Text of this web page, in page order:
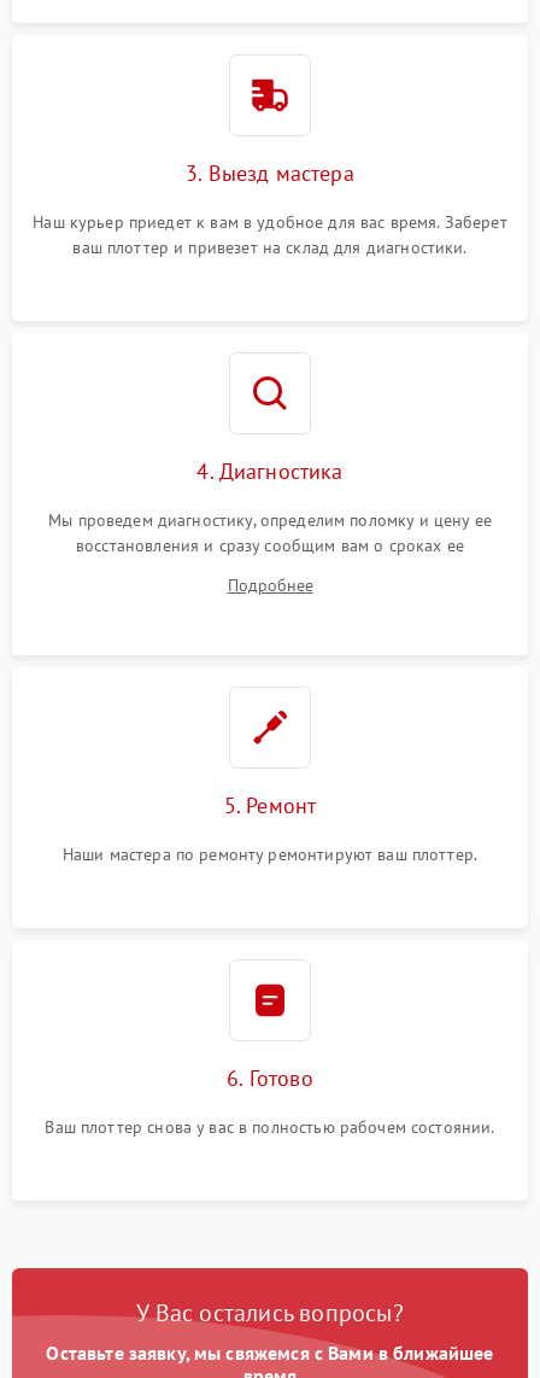
3. Выезд мастера
Наш курьер приедет к вам в удобное для вас время. Заберет
ваш плоттер и привезет на склад для диагностики.
4. Диагностика
Мы проведем диагностику, определим поломку и цену ее
восстановления и сразу сообщим вам о сроках ее
Подробнее
5. Ремонт
Наши мастера по ремонту ремонтируют ваш плоттер.
6. Готово
Ваш плоттер снова у вас в полностью рабочем состоянии.
У Вас остались вопросы?
Оставьте заявку, мы свяжемся с Вами в ближайшее